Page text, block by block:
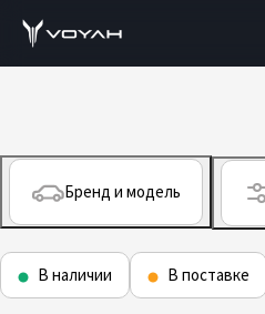
Бренд и модель
В наличии В поставке